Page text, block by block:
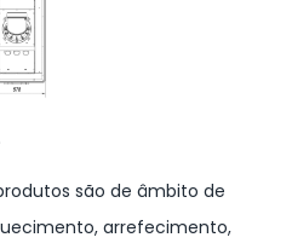
são de âmbito de
arrefecimento,